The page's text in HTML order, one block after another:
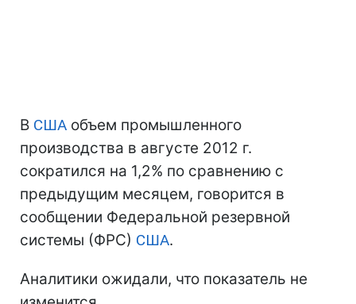
В США объем промышленного
производства в августе 2012 г.
сократился на 1,2% по сравнению с
предыдущим месяцем, говорится в
сообщении Федеральной резервной
системы (ФРС) США.
Аналитики ожидали, что показатель не